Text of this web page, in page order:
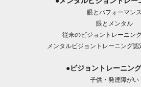
眼とパフォーマンス
眼とメンタル
従来のビジョントレーニン
メンタルビジョントレーニング認
●ビジョントレーニン
子供・発達障がい